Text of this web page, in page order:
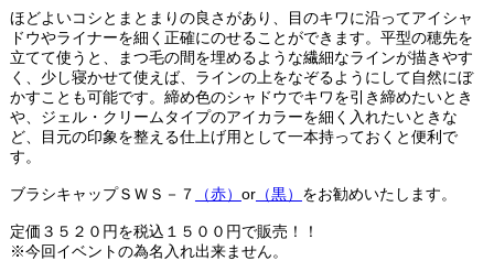
ほどよいコシとまとまりの良さがあり、目のキワに沿ってアイシャ
ドウやライナーを細く正確にのせることができます。平型の穂先を
立てて使うと、まつ毛の間を埋めるような繊細なラインが描きやす
く、少し寝かせて使えば、ラインの上をなぞるようにして自然にぼ
かすことも可能です。締め色のシャドウでキワを引き締めたいとき
や、ジェル・クリームタイプのアイカラーを細く入れたいときな
ど、目元の印象を整える仕上げ用として一本持っておくと便利で
す。
ブラシキャップＳＷＳ－７ （赤） or（黒） をお勧めいたします。
定価３５２０円を税込１５００円で販売！！
※今回イベントの為名入れ出来ません。